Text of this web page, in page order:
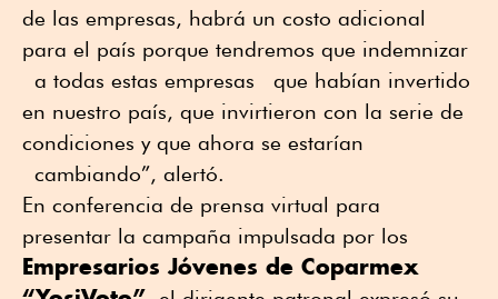
de las empresas, habrá un costo adicional
para el país porque tendremos que indemnizar
a todas estas empresas que habían invertido
en nuestro país, que invirtieron con la serie de
condiciones y que ahora se estarían
cambiando”, alertó.
En conferencia de prensa virtual para
presentar la campaña impulsada por los
Empresarios Jóvenes de Coparmex